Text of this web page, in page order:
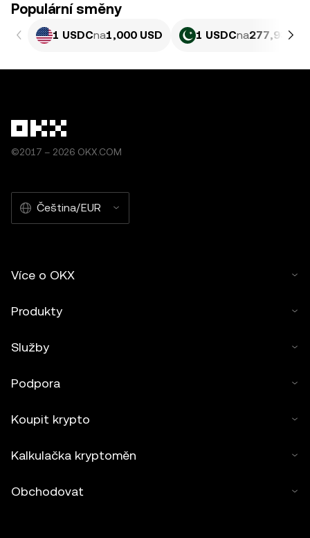
Populární směny
1 USDCna1,000 USD 1 USDCna277,93
©2017 – 2026 OKX.COM
Čeština/EUR
Více o OKX
Produkty
Služby
Podpora
Koupit krypto
Kalkulačka kryptoměn
Obchodovat